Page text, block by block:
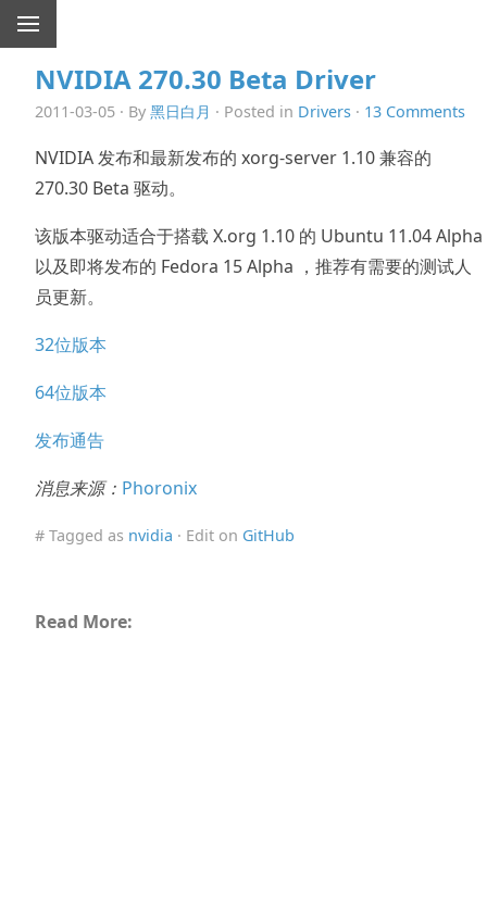
NVIDIA 270.30 Beta Driver
2011-03-05 · By 黑日白月 · Posted in Drivers · 13 Comments
NVIDIA 发布和最新发布的 xorg-server 1.10 兼容的
270.30 Beta 驱动。
该版本驱动适合于搭载 X.org 1.10 的 Ubuntu 11.04 Alpha
以及即将发布的 Fedora 15 Alpha ，推荐有需要的测试人
员更新。
32位版本
64位版本
发布通告
消息来源： Phoronix
# Tagged as nvidia · Edit on GitHub
Read More: